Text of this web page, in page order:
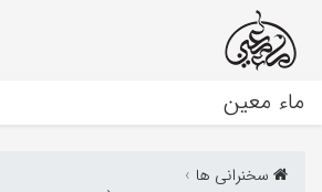
ماء معین
سخنرانی ها